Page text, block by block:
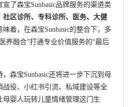
了森宝Sunbasic品牌服务的渠道类
社区诊所、专科诊所、医务、大健
味着，在森宝Sunbasic的整合下，多
养融合”打通专业价值服务的“最后
森宝Sunbasic还将进一步下沉到母
战役、小红书引流、私域建设等全
母婴人玩转儿童情绪管理这门生